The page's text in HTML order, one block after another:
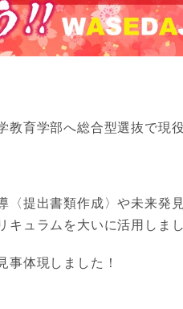
育学部へ総合型選抜で現
〈提出書類作成〉や未来発
ュラムを大いに活用しまし
事体現しました！